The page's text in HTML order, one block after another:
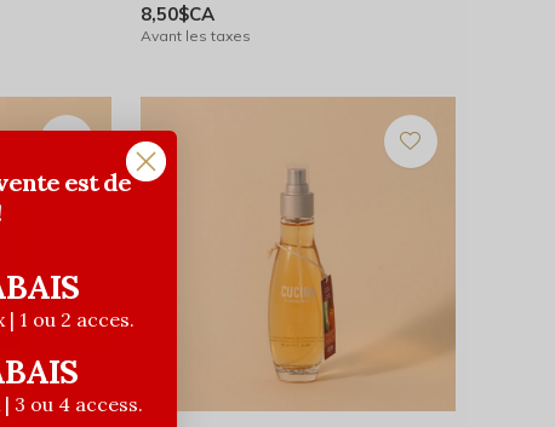
8,50$CA
Avant les taxes
est de
1 ou 2 acces.
3 ou 4 access.